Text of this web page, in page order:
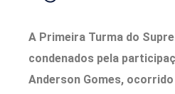
A Primeira Turma do
condenados pela
Anderson Gomes,